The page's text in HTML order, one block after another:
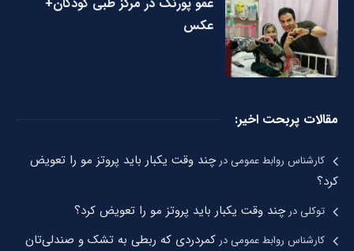
عکس
مقالات پربحت اخیر:
کارشناس روابط عمومیدرچند وقت یکبار باید پروتز مو را تعویض
کرد؟
توکلیدرچند وقت یکبار باید پروتز مو را تعویض کرد؟
کارشناس روابط عمومیدر کمردردی که ربطی به تشک و صندلی‌تان